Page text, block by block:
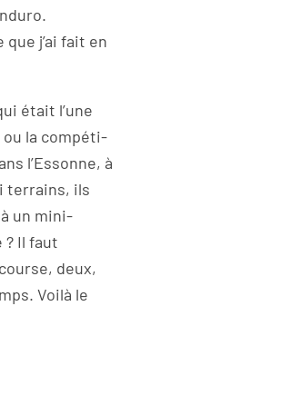
j’ai fait en
était l’une
ou la compéti-
l’Essonne, à
terrains, ils
un mini-
Il faut
deux,
Voilà le